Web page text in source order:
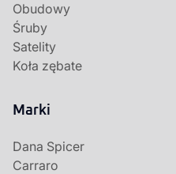
Obudowy
Śruby
Satelity
Koła zębate
Marki
Dana Spicer
Carraro